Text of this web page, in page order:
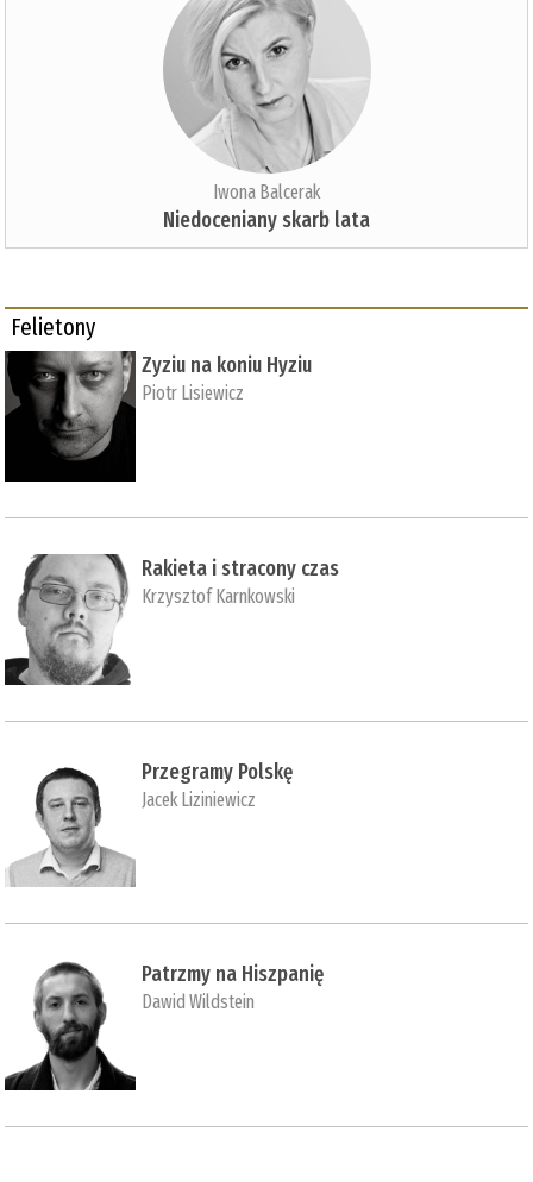
Iwona Balcerak
Niedoceniany skarb lata
Felietony
Zyziu na koniu Hyziu
Piotr Lisiewicz
Rakieta i stracony czas
Krzysztof Karnkowski
Przegramy Polskę
Jacek Liziniewicz
Patrzmy na Hiszpanię
Dawid Wildstein